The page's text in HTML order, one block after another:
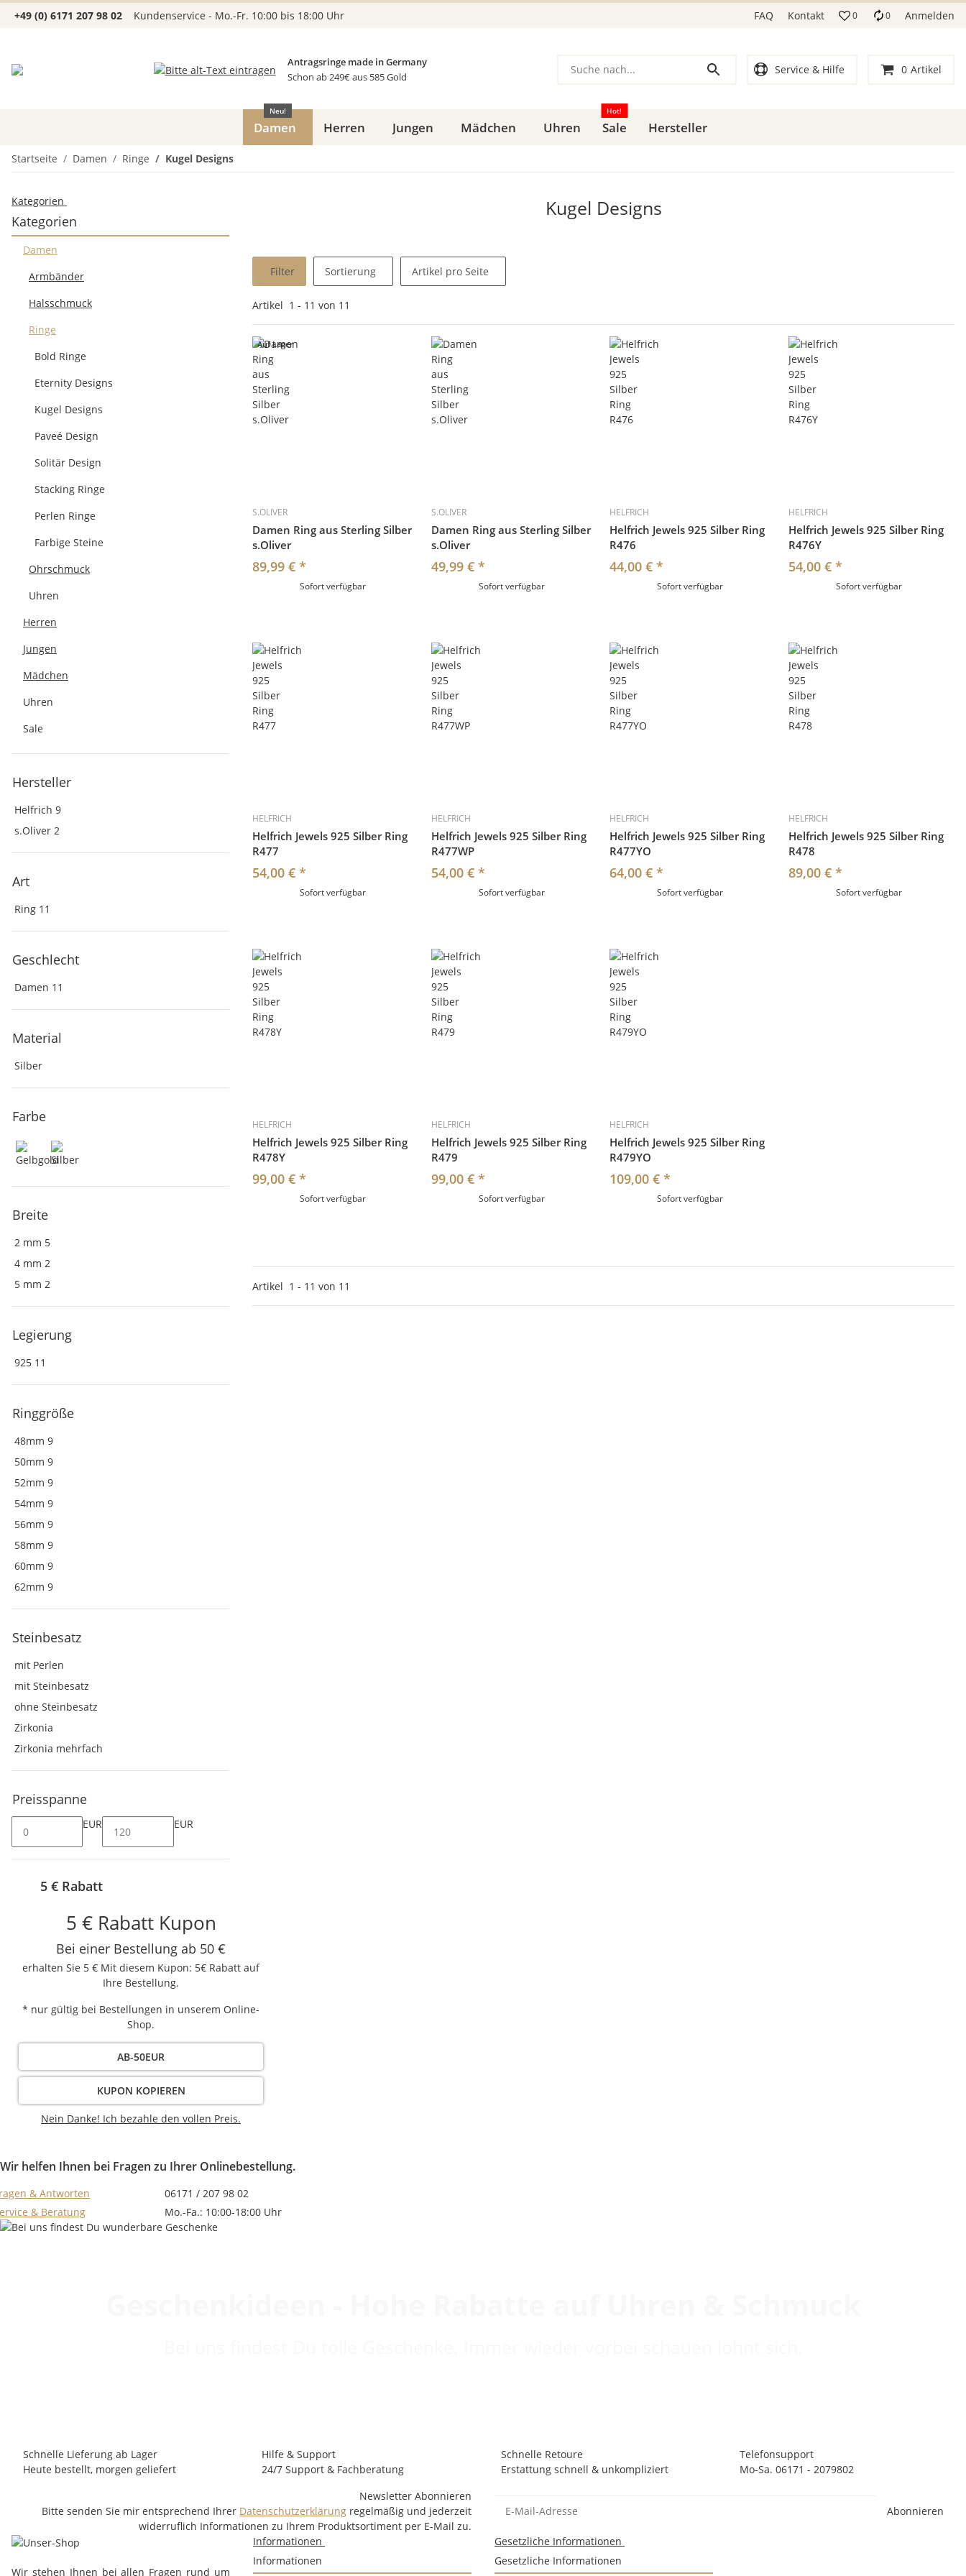
+49 (0) 6171 207 98 02 Kundenservice - Mo.-Fr. 10:00 bis 18:00 Uhr FAQ Kontakt 0 0 Anmelden
Antragsringe made in Germany
Schon ab 249€ aus 585 Gold
Service & Hilfe 0 Artikel
Damen
Neu!
Herren Jungen Mädchen Uhren Sale
Hot!
Hersteller
Startseite Damen Ringe Kugel Designs
Kugel Designs
Filter Sortierung Artikel pro Seite
Artikel 1 - 11 von 11
Auf Lager
S.OLIVER
Damen Ring aus Sterling Silber
s.Oliver
89,99 € *
Sofort verfügbar
S.OLIVER
Damen Ring aus Sterling Silber
s.Oliver
49,99 € *
Sofort verfügbar
HELFRICH
Helfrich Jewels 925 Silber Ring
R476
44,00 €*
Sofort verfügbar
HELFRICH
Helfrich Jewels 925 Silber Ring
R476Y
54,00 € *
Sofort verfügbar
HELFRICH
Helfrich Jewels 925 Silber Ring
R477
54,00 € *
Sofort verfügbar
HELFRICH
Helfrich Jewels 925 Silber Ring
R477WP
54,00 € *
Sofort verfügbar
HELFRICH
Helfrich Jewels 925 Silber Ring
R477YO
64,00 €*
Sofort verfügbar
HELFRICH
Helfrich Jewels 925 Silber Ring
R478
89,00 € *
Sofort verfügbar
HELFRICH
Helfrich Jewels 925 Silber Ring
R478Y
99,00 € *
Sofort verfügbar
HELFRICH
Helfrich Jewels 925 Silber Ring
R479
99,00 € *
Sofort verfügbar
HELFRICH
Helfrich Jewels 925 Silber Ring
R479YO
109,00 €*
Sofort verfügbar
Artikel 1 - 11 von 11
Kategorien
Kategorien
Damen
Armbänder
Halsschmuck
Ringe
Bold Ringe
Eternity Designs
Kugel Designs
Paveé Design
Solitär Design
Stacking Ringe
Perlen Ringe
Farbige Steine
Ohrschmuck
Uhren
Herren
Jungen
Mädchen
Uhren
Sale
Hersteller
Helfrich 9
s.Oliver 2
Art
Ring 11
Geschlecht
Damen 11
Material
Silber
Farbe
Breite
2 mm 5
4 mm 2
5 mm 2
Legierung
925 11
Ringgröße
48mm 9
50mm 9
52mm 9
54mm 9
56mm 9
58mm 9
60mm 9
62mm 9
Steinbesatz
mit Perlen
mit Steinbesatz
ohne Steinbesatz
Zirkonia
Zirkonia mehrfach
Preisspanne
EUR EUR
5 € Rabatt
5 € Rabatt Kupon
Bei einer Bestellung ab 50 €
erhalten Sie 5 € Mit diesem Kupon: 5€ Rabatt auf
Ihre Bestellung.
* nur gültig bei Bestellungen in unserem Online-
Shop.
AB-50EUR
KUPON KOPIEREN
Nein Danke! Ich bezahle den vollen Preis.
Wir helfen Ihnen bei Fragen zu Ihrer Onlinebestellung.
& Antworten
& Beratung
06171 / 207 98 02
Mo.-Fa.: 10:00-18:00 Uhr
Schnelle Lieferung ab Lager
Heute bestellt, morgen geliefert
Hilfe & Support
24/7 Support & Fachberatung
Schnelle Retoure
Erstattung schnell & unkompliziert
Telefonsupport
Mo-Sa. 06171 - 2079802
Newsletter Abonnieren
Bitte senden Sie mir entsprechend Ihrer Datenschutzerklärung regelmäßig und jederzeit
widerruflich Informationen zu Ihrem Produktsortiment per E-Mail zu.
Abonnieren
Wir stehen Ihnen bei allen Fragen rund um
Informationen
Informationen
Gesetzliche Informationen
Gesetzliche Informationen